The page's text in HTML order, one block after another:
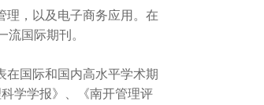
理，以及电子商务应用。在
国际期刊。
在国际和国内高水平学术期
学学报》、《南开管理评